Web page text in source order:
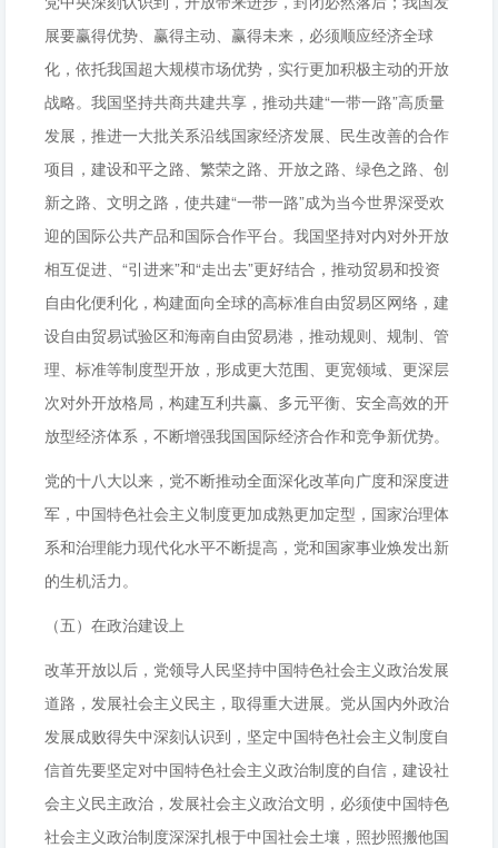
展要赢得优势、赢得主动、赢得未来，必须顺应经济全球
化，依托我国超大规模市场优势，实行更加积极主动的开放
战略。我国坚持共商共建共享，推动共建“一带一路”高质量
发展，推进一大批关系沿线国家经济发展、民生改善的合作
项目，建设和平之路、繁荣之路、开放之路、绿色之路、创
新之路、文明之路，使共建“一带一路”成为当今世界深受欢
迎的国际公共产品和国际合作平台。我国坚持对内对外开放
相互促进、“引进来”和“走出去”更好结合，推动贸易和投资
自由化便利化，构建面向全球的高标准自由贸易区网络，建
设自由贸易试验区和海南自由贸易港，推动规则、规制、管
理、标准等制度型开放，形成更大范围、更宽领域、更深层
次对外开放格局，构建互利共赢、多元平衡、安全高效的开
放型经济体系，不断增强我国国际经济合作和竞争新优势。
党的十八大以来，党不断推动全面深化改革向广度和深度进
军，中国特色社会主义制度更加成熟更加定型，国家治理体
系和治理能力现代化水平不断提高，党和国家事业焕发出新
的生机活力。
（五）在政治建设上
改革开放以后，党领导人民坚持中国特色社会主义政治发展
道路，发展社会主义民主，取得重大进展。党从国内外政治
发展成败得失中深刻认识到，坚定中国特色社会主义制度自
信首先要坚定对中国特色社会主义政治制度的自信，建设社
会主义民主政治，发展社会主义政治文明，必须使中国特色
社会主义政治制度深深扎根于中国社会土壤，照抄照搬他国